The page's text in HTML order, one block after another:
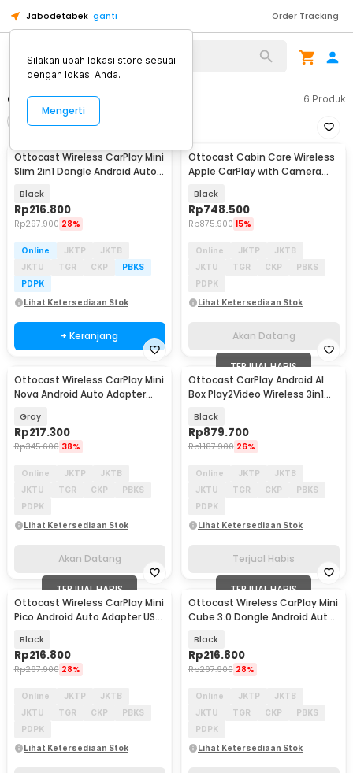
Jabodetabek ganti Order Tracking
Alat Kopi
Ottocast 6 Produk
Urutkan
Ottocast Wireless CarPlay Mini
Slim 2in1 Dongle Android Auto
Black
Rp216.800
Rp297.900 28%
Online JKTP
JKTB
JKTU
TGR CKP
PBKS
PDPK
Lihat Ketersediaan Stok
+ Keranjang
Akan Datang
Ottocast Cabin Care Wireless
Apple CarPlay with Camera
Black
Rp748.500
Rp875.900 15%
Online JKTP
JKTB
JKTU
TGR CKP
PBKS
PDPK
Lihat Ketersediaan Stok
Akan Datang
Akan Datang
Ottocast Wireless CarPlay Mini
Nova Android Auto Adapter
Gray
Rp217.300
Rp345.600 38%
Online JKTP
JKTB
JKTU
TGR CKP
PBKS
PDPK
Lihat Ketersediaan Stok
Akan Datang
TERJUAL HABIS
Ottocast CarPlay Android AI
Box Play2Video Wireless 3in1
Black
Rp879.700
Rp1.187.900 26%
Online JKTP
JKTB
JKTU
TGR CKP
PBKS
PDPK
Lihat Ketersediaan Stok
Terjual Habis
TERJUAL HABIS
Ottocast Wireless CarPlay Mini
Pico Android Auto Adapter USB
Black
Rp216.800
Rp297.900 28%
Online JKTP
JKTB
JKTU
TGR CKP
PBKS
PDPK
Lihat Ketersediaan Stok
TERJUAL HABIS
Ottocast Wireless CarPlay Mini
Cube 3.0 Dongle Android Auto
Black
Rp216.800
Rp297.900 28%
Online JKTP
JKTB
JKTU
TGR CKP
PBKS
PDPK
Lihat Ketersediaan Stok
Silakan ubah lokasi store sesuai
dengan lokasi Anda.
Mengerti